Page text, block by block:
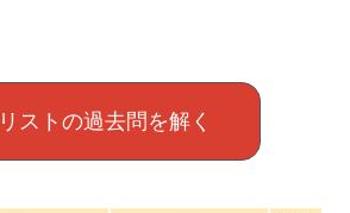
ストの過去問を解く